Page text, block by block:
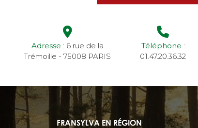
Adresse : 6 rue de la
Trémoille - 75008 PARIS
Téléphone :
01.47.20.36.32
FRANSYLVA EN RÉGION